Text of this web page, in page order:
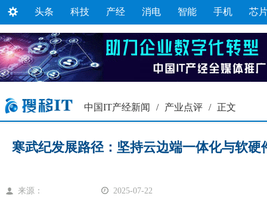
头条 科技 产经 消电 智能 手机 芯
中国IT产经新闻 / 产业点评 / 正文
寒武纪发展路径：坚持云边端一体化与软硬
来源： 2025-07-22